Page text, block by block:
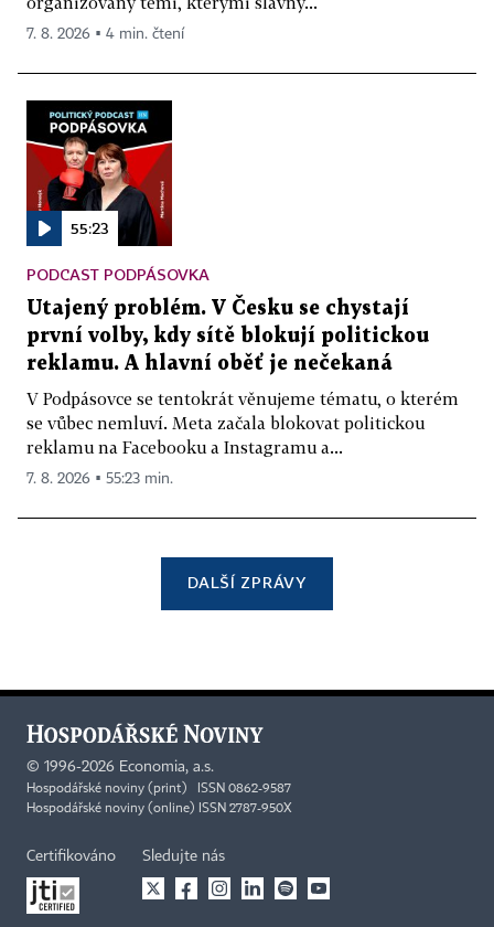
7. 8. 2026 ▪ 4 min. čtení
55:23
PODCAST PODPÁSOVKA
Utajený problém. V Česku se chystají
první volby, kdy sítě blokují politickou
reklamu. A hlavní oběť je nečekaná
V Podpásovce se tentokrát věnujeme tématu, o kterém
se vůbec nemluví. Meta začala blokovat politickou
reklamu na Facebooku a Instagramu a...
7. 8. 2026 ▪ 55:23 min.
DALŠÍ ZPRÁVY
© 1996-2026 Economia, a.s.
Hospodářské noviny (print) ISSN 0862-9587
Hospodářské noviny (online) ISSN 2787-950X
Certifikováno Sledujte nás